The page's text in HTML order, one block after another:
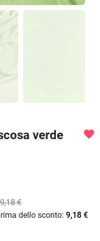
verde
favorite
9,18 €
dello sconto: 9,18 €